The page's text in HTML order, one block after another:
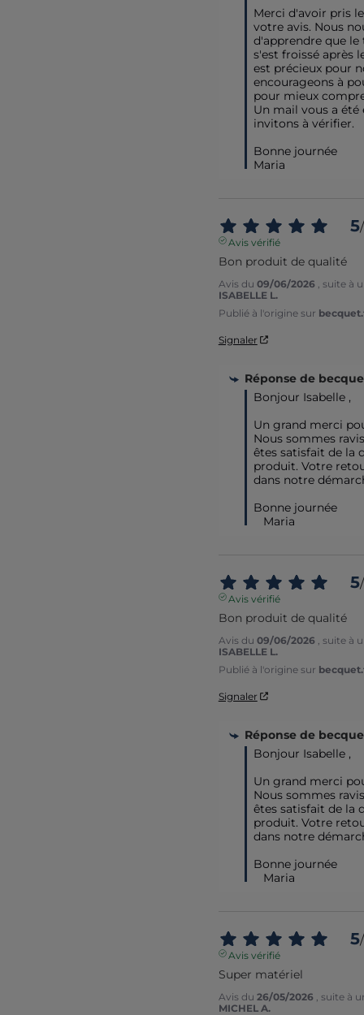
Merci d'avoir pris
votre avis. Nous
d'apprendre que
s'est froissé après
est précieux pour
encourageons à
pour mieux
Un mail vous a été
invitons à vérifier.
Bonne journée
Maria
5/
Avis vérifié
Bon produit de qualité
Avis du 09/06/2026
, suite à
ISABELLE L.
Publié à l'origine sur
Signaler
Réponse de
Bonjour Isabelle ,
Un grand merci
Nous sommes
êtes satisfait de la
produit. Votre
dans notre
Bonne journée
   Maria
5/
Avis vérifié
Bon produit de qualité
Avis du 09/06/2026
, suite à
ISABELLE L.
Publié à l'origine sur
Signaler
Réponse de
Bonjour Isabelle ,
Un grand merci
Nous sommes
êtes satisfait de la
produit. Votre
dans notre
Bonne journée
   Maria
5/
Avis vérifié
Super matériel
Avis du 26/05/2026
, suite à
MICHEL A.